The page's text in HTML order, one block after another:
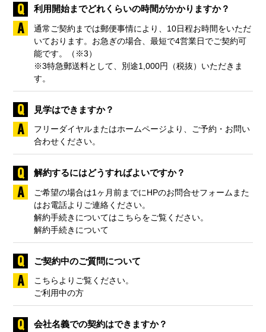
利用開始までどれくらいの時間がかかりますか？
通常ご契約までは郵便事情により、10日程お時間をいただ
いております。お急ぎの場合、最短で4営業日でご契約可
能です。（※3）
※3特急郵送料として、別途1,000円（税抜）いただきま
す。
見学はできますか？
フリーダイヤルまたはホームページより、ご予約・お問い
合わせください。
解約するにはどうすればよいですか？
ご希望の場合は1ヶ月前までにHPのお問合せフォームまた
はお電話よりご連絡ください。
解約手続きについてはこちらをご覧ください。
解約手続きについて
ご契約中のご質問について
こちらよりご覧ください。
ご利用中の方
会社名義での契約はできますか？